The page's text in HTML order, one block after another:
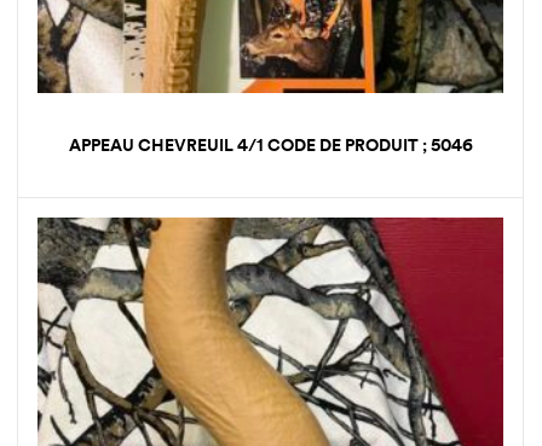
APPEAU CHEVREUIL 4/1 CODE DE PRODUIT ; 5046